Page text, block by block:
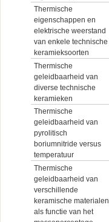
Thermische
eigenschappen en
elektrische weerstand
van enkele technische
keramieksoorten
Thermische
geleidbaarheid van
diverse technische
keramieken
Thermische
geleidbaarheid van
pyrolitisch
boriumnitride versus
temperatuur
Thermische
geleidbaarheid van
verschillende
keramische materialen
als functie van het